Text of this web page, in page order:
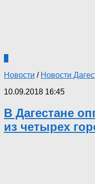
Новости / Новости
10.09.2018 16:45
В Дагестане
из четырех